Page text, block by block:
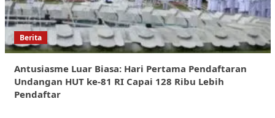
Berita
Antusiasme Luar Biasa: Hari Pertama Pendaftaran
Undangan HUT ke-81 RI Capai 128 Ribu Lebih
Pendaftar